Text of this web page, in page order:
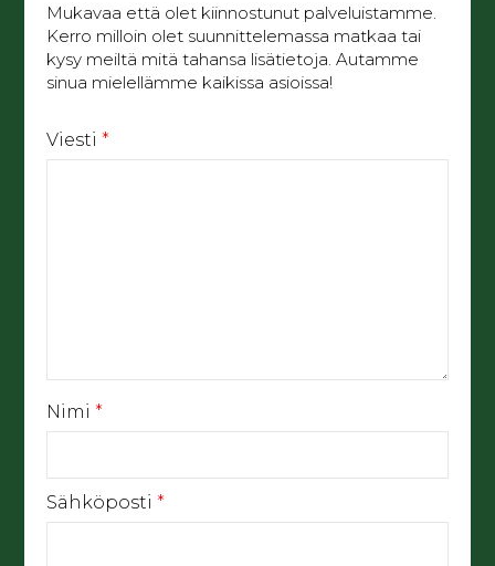
Mukavaa että olet kiinnostunut palveluistamme.
Kerro milloin olet suunnittelemassa matkaa tai
kysy meiltä mitä tahansa lisätietoja. Autamme
sinua mielellämme kaikissa asioissa!
Viesti *
Nimi *
Sähköposti *